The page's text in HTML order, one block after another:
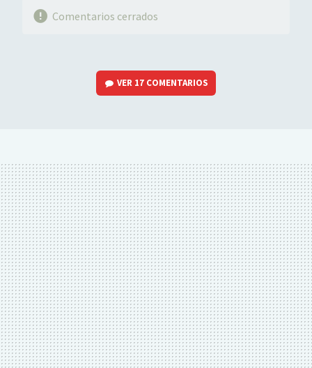
Comentarios cerrados
VER 17 COMENTARIOS